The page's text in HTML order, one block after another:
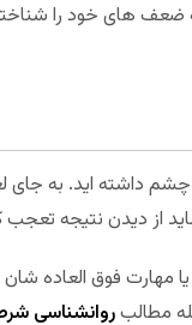
ضعف های خود را
به چشم داشته اید. به
از دیدن نتیجه تعجب
مهارت فوق العاده شان
مطالبروانشناسی